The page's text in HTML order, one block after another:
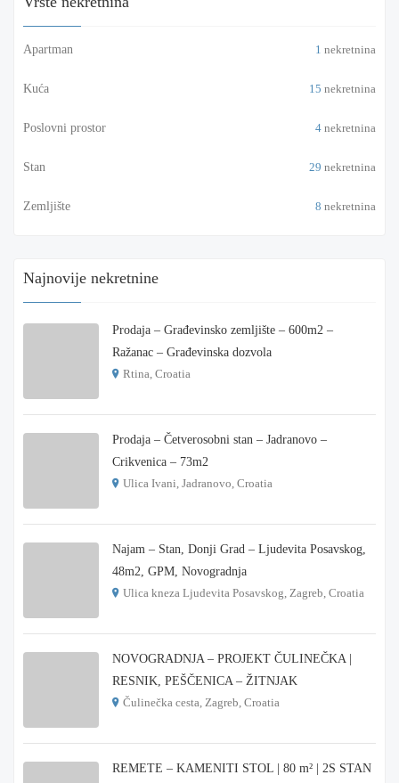
Apartman 1 nekretnina
Kuća 15 nekretnina
Poslovni prostor 4 nekretnina
Stan 29 nekretnina
Zemljište 8 nekretnina
Najnovije nekretnine
Prodaja – Građevinsko zemljište – 600m2 –
Ražanac – Građevinska dozvola
Rtina, Croatia
Prodaja – Četverosobni stan – Jadranovo –
Crikvenica – 73m2
Ulica Ivani, Jadranovo, Croatia
Najam – Stan, Donji Grad – Ljudevita Posavskog,
48m2, GPM, Novogradnja
Ulica kneza Ljudevita Posavskog, Zagreb, Croatia
NOVOGRADNJA – PROJEKT ČULINEČKA |
RESNIK, PEŠČENICA – ŽITNJAK
Čulinečka cesta, Zagreb, Croatia
REMETE – KAMENITI STOL | 80 m² | 2S STAN